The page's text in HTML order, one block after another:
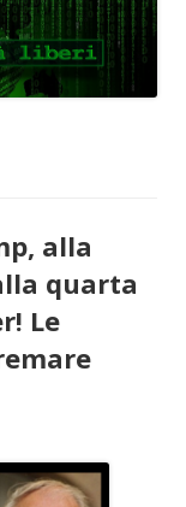
alla
quarta
Le